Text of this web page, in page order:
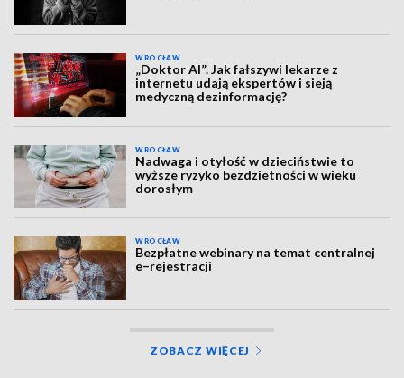
WROCŁAW
„Doktor AI”. Jak fałszywi lekarze z
internetu udają ekspertów i sieją
medyczną dezinformację?
WROCŁAW
Nadwaga i otyłość w dzieciństwie to
wyższe ryzyko bezdzietności w wieku
dorosłym
WROCŁAW
Bezpłatne webinary na temat centralnej
e–rejestracji
ZOBACZ WIĘCEJ